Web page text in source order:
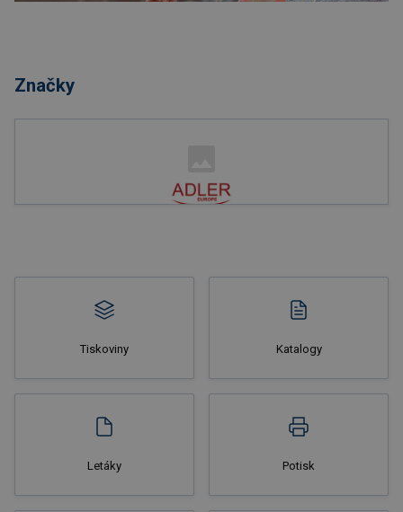
Značky
Tiskoviny Katalogy
Letáky Potisk